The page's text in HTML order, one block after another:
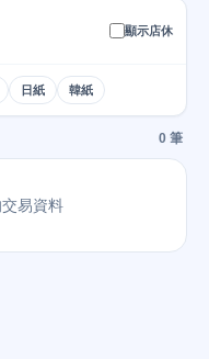
顯示店休
日紙 韓紙
0 筆
易資料